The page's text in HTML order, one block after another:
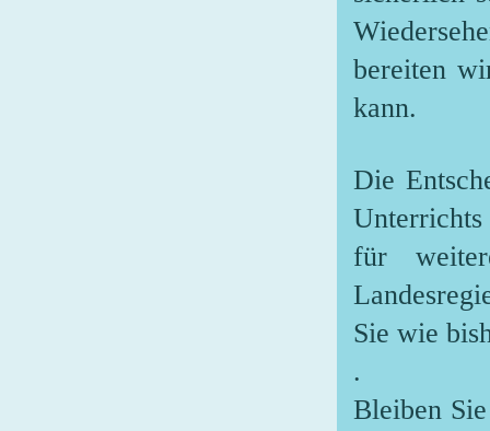
bereiten
kann.
Die
für
Sie wie
.
Bleiben